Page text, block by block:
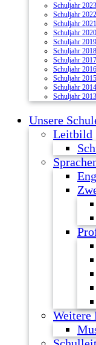
Schuljahr
Schuljahr
Schuljahr
Schuljahr
Schuljahr
Schuljahr
Schuljahr
Schuljahr
Schuljahr
Schuljahr
Schuljahr
Unsere
Leitbild
Weitere